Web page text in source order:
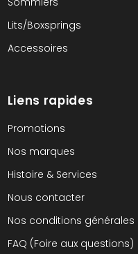
Lits/Boxsprings
Accessoires
Liens rapides
Promotions
Nos marques
Histoire & Services
Nous contacter
Nos conditions générales
FAQ (Foire aux questions)